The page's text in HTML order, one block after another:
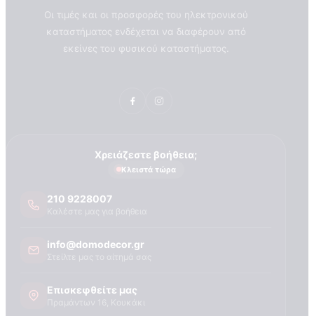
ΣΧΕΤΙΚΑ ΜΕ ΕΜΑΣ
Οι τιμές και οι προσφορές του ηλεκτρονικού
καταστήματος ενδέχεται να διαφέρουν από
εκείνες του φυσικού καταστήματος.
Χρειάζεστε βοήθεια;
Κλειστά τώρα
210 9228007
info@domodecor.gr
Επισκεφθείτε μας